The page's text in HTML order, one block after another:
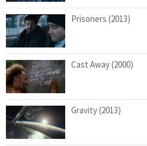
Prisoners (2013)
Cast Away (2000)
Gravity (2013)